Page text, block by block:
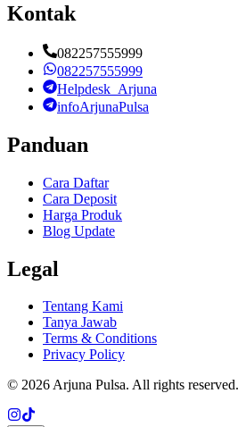
Kontak
082257555999
082257555999
Helpdesk_Arjuna
infoArjunaPulsa
Panduan
Cara Daftar
Cara Deposit
Harga Produk
Blog Update
Legal
Tentang Kami
Tanya Jawab
Terms & Conditions
Privacy Policy
© 2026Arjuna Pulsa. All rights reserved.